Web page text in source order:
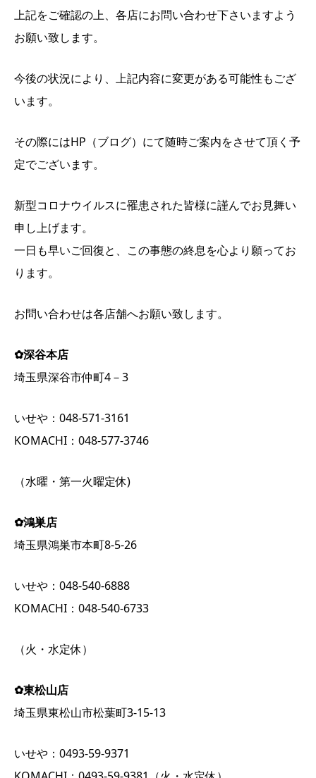
上記をご確認の上、各店にお問い合わせ下さいますよう
お願い致します。
今後の状況により、上記内容に変更がある可能性もござ
います。
その際にはHP（ブログ）にて随時ご案内をさせて頂く予
定でございます。
新型コロナウイルスに罹患された皆様に謹んでお見舞い
申し上げます。
一日も早いご回復と、この事態の終息を心より願ってお
ります。
お問い合わせは各店舗へお願い致します。
✿深谷本店
埼玉県深谷市仲町4－3
いせや：048-571-3161
KOMACHI：048-577-3746
（水曜・第一火曜定休)
✿鴻巣店
埼玉県鴻巣市本町8-5-26
いせや：048-540-6888
KOMACHI：048-540-6733
（火・水定休）
✿東松山店
埼玉県東松山市松葉町3-15-13
いせや：0493-59-9371